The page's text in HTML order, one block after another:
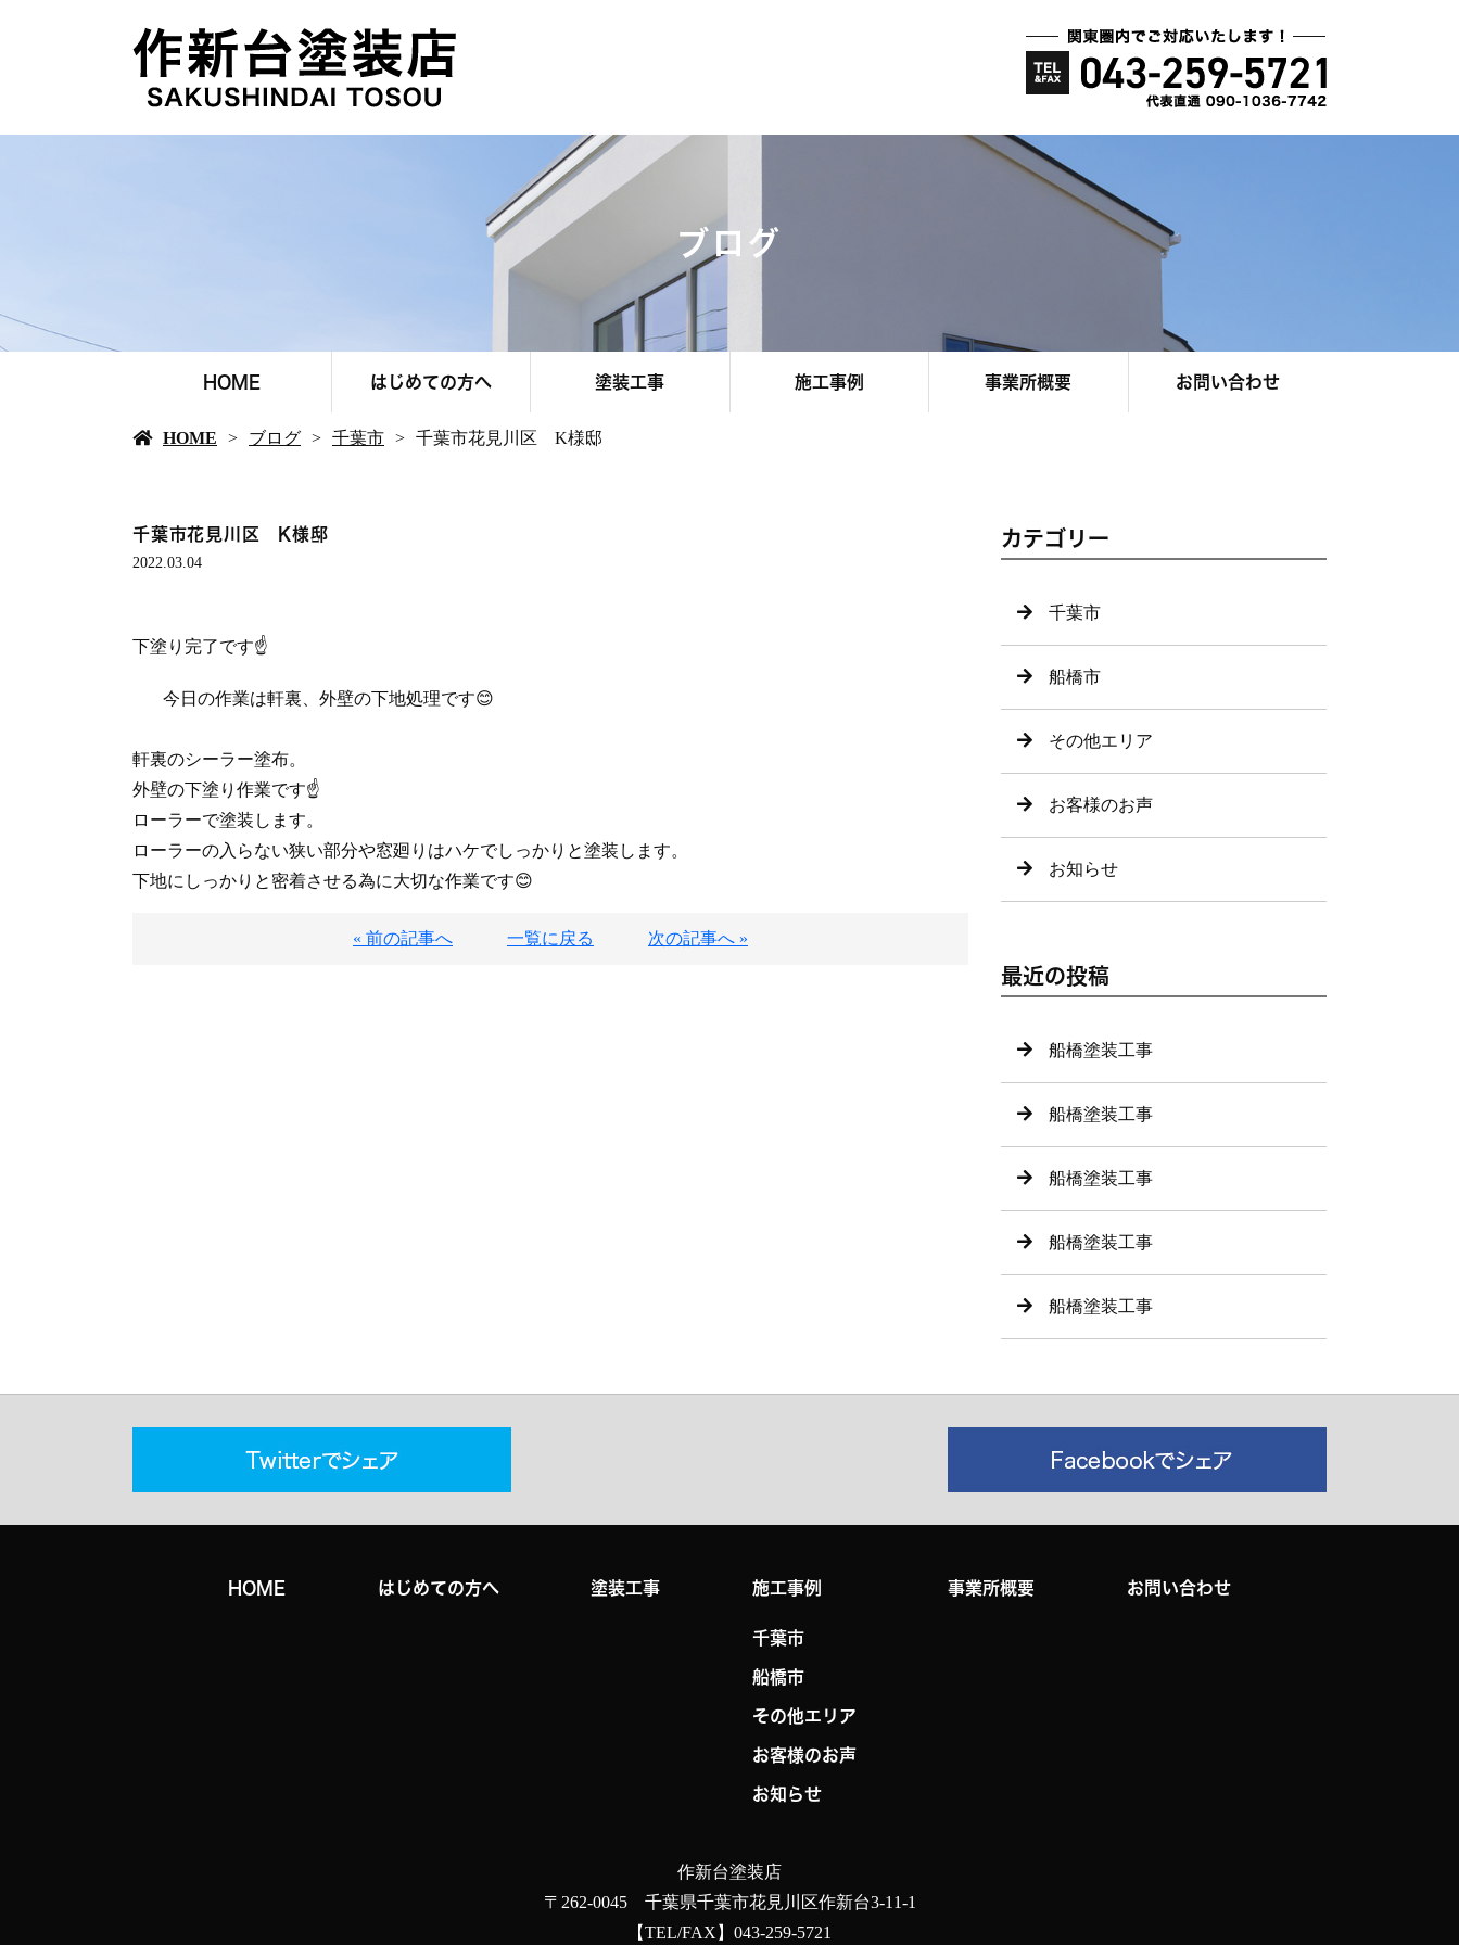
ブログ
HOME はじめての方へ 塗装工事 施工事例 事業所概要 お問い合わせ
HOME ブログ 千葉市 千葉市花見川区 K様邸
千葉市花見川区 K様邸
2022.03.04
下塗り完了です☝️
今日の作業は軒裏、外壁の下地処理です😊
軒裏のシーラー塗布。
外壁の下塗り作業です☝️
ローラーで塗装します。
ローラーの入らない狭い部分や窓廻りはハケでしっかりと塗装します。
下地にしっかりと密着させる為に大切な作業です😊
« 前の記事へ 一覧に戻る 次の記事へ »
カテゴリー
千葉市
船橋市
その他エリア
お客様のお声
お知らせ
最近の投稿
船橋塗装工事
船橋塗装工事
船橋塗装工事
船橋塗装工事
船橋塗装工事
HOME はじめての方へ 塗装工事 施工事例
千葉市
船橋市
その他エリア
お客様のお声
お知らせ
事業所概要 お問い合わせ
作新台塗装店
〒262-0045 千葉県千葉市花見川区作新台3-11-1
【TEL/FAX】043-259-5721